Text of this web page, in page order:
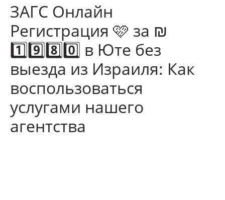
ЗАГС Онлайн
Регистрация 🩷 за ₪
1️⃣9️⃣8️⃣0️⃣ в Юте без
выезда из Израиля: Как
воспользоваться
услугами нашего
агентства